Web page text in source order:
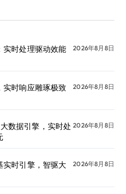
实时处理驱动效能
2026年8月8日
实时响应雕琢极致
2026年8月8日
数据引擎，实时处 2026年8月8日
时引擎，智驱大
2026年8月8日